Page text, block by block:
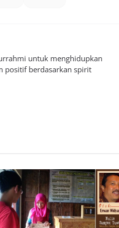
untuk menghidupkan
positif berdasarkan spirit